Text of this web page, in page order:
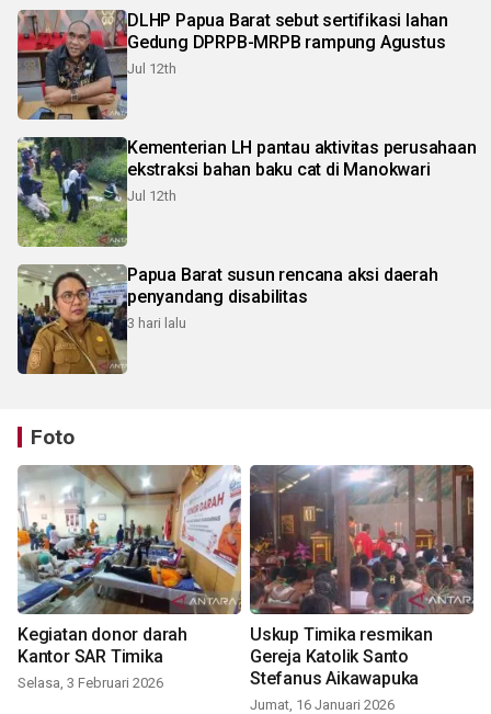
DLHP Papua Barat sebut sertifikasi lahan
Gedung DPRPB-MRPB rampung Agustus
Jul 12th
Kementerian LH pantau aktivitas perusahaan
ekstraksi bahan baku cat di Manokwari
Jul 12th
Papua Barat susun rencana aksi daerah
penyandang disabilitas
3 hari lalu
Foto
Kegiatan donor darah
Kantor SAR Timika
Selasa, 3 Februari 2026
Uskup Timika resmikan
Gereja Katolik Santo
Stefanus Aikawapuka
Jumat, 16 Januari 2026